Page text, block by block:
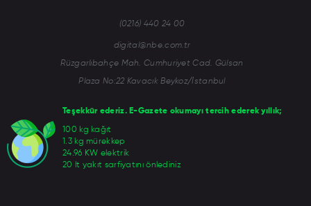
Teşekkür ederiz. E-Gazete okumayı tercih ederek yıllık;
100 kg kağıt
1.3 kg mürekkep
24.96 KW elektrik
20 lt yakıt sarfiyatını önlediniz
(0216) 440 24 00
digital@nbe.com.tr
Rüzgarlıbahçe Mah. Cumhuriyet Cad. Gülsan
Plaza No:22 Kavacık Beykoz/İstanbul